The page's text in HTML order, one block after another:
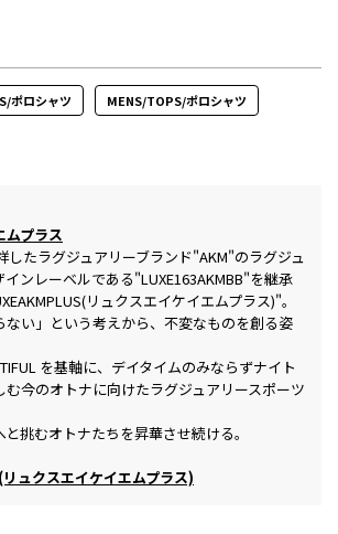
ポロシャツ MENS/TOPS/ポロシャツ
ムプラス
したラグジュアリーブランド"AKM"のラグジュ
ンレーベルである"LUXE163AKMBB"を継承
リュクスエイケイエムプラス)"。
ない」という考えから、不変なものを創る姿
を基軸に、デイタイムのみならずナイト
む今のオトナに向けたラグジュアリースポーツ
挑むオトナたちを昇華させ続ける。
ュクスエイケイエムプラス)